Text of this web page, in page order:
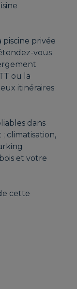
piscine privée
vous
ou la
itinéraires
dans
climatisation,
et votre
cette